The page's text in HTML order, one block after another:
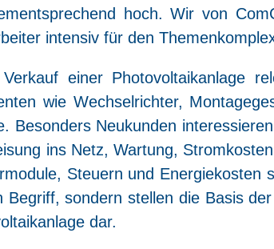
hoch. Wir von
inten­siv für den
einer Pho­to­vol­ta­ik­an­la­ge
wie Wech­sel­rich­ter,
Beson­ders Neu­kun­den
ins Netz, War­tung,
Steu­ern und Ener­gie­kos­ten
Begriff, son­dern stel­len die Basis
dar.